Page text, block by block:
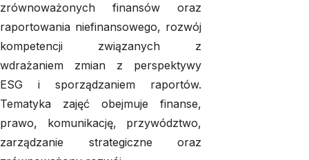
zrównoważonych finansów oraz
raportowania niefinansowego, rozwój
kompetencji związanych z
wdrażaniem zmian z perspektywy
ESG i sporządzaniem raportów.
Tematyka zajęć obejmuje finanse,
prawo, komunikację, przywództwo,
zarządzanie strategiczne oraz